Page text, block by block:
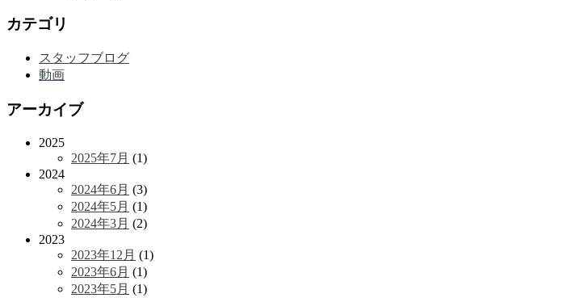
カテゴリ
スタッフブログ
動画
アーカイブ
2025
2025年7月 (1)
2024
2024年6月 (3)
2024年5月 (1)
2024年3月 (2)
2023
2023年12月 (1)
2023年6月 (1)
2023年5月 (1)